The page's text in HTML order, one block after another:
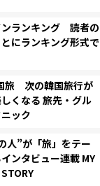
ンランキング 読者の
にランキング形式で
旅 次の韓国旅行が
くなる 旅先・グル
ック
人”が「旅」をテー
ンタビュー連載 MY